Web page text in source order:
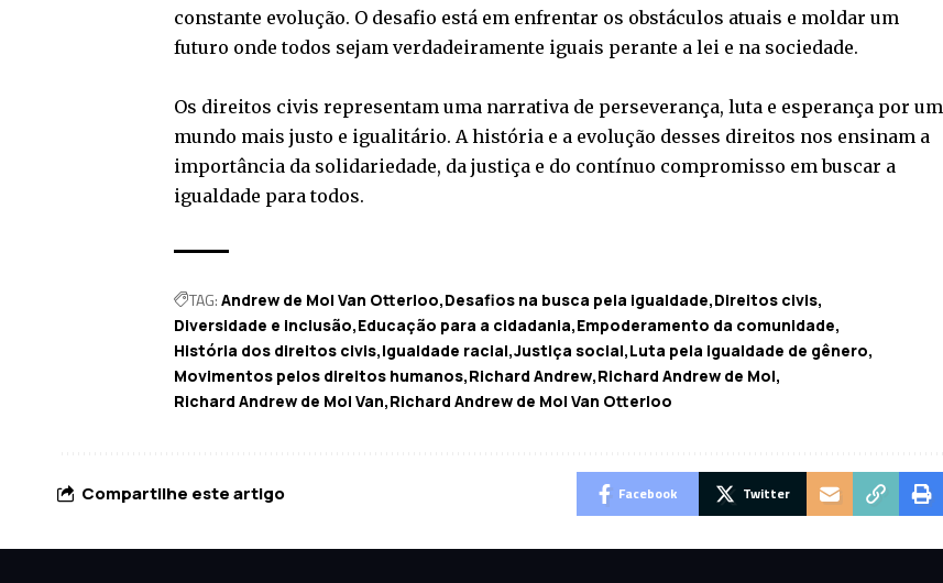
constante evolução. O desafio está em enfrentar os obstáculos atuais e moldar um
futuro onde todos sejam verdadeiramente iguais perante a lei e na sociedade.
Os direitos civis representam uma narrativa de perseverança, luta e esperança por um
mundo mais justo e igualitário. A história e a evolução desses direitos nos ensinam a
importância da solidariedade, da justiça e do contínuo compromisso em buscar a
igualdade para todos.
TAG: Andrew de Mol Van Otterloo Desafios na busca pela igualdade Direitos civis
Diversidade e inclusão Educação para a cidadania Empoderamento da comunidade
História dos direitos civis Igualdade racial Justiça social Luta pela igualdade de gênero
Movimentos pelos direitos humanos Richard Andrew Richard Andrew de Mol
Richard Andrew de Mol Van Richard Andrew de Mol Van Otterloo
Compartilhe este artigo Facebook Twitter